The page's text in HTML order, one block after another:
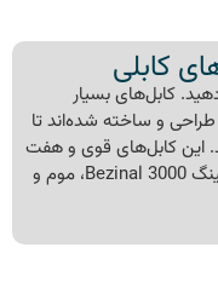
کابلی
کابل‌های بسیار
و ساخته شده‌اند تا
باشند. این کابل‌های قوی و هفت
رشته ویژگی مقاومت در برابر خوردگی با کوتینگ Bezinal 3000، موم و